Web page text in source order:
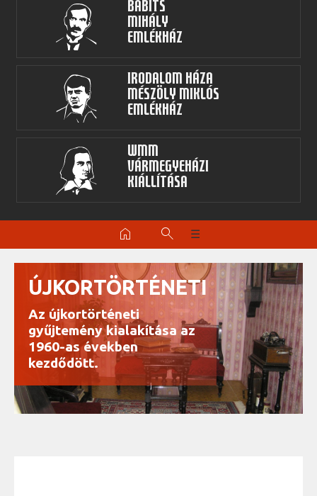
Babits
Mihály
Emlékház
Irodalom Háza
Mészöly Miklós
Emlékház
WMM
Vármegyeházi
kiállítása
home search ☰
ÚJKORTÖRTÉNETI
Az újkortörténeti
gyűjtemény kialakítása az
1960-as években
kezdődött.